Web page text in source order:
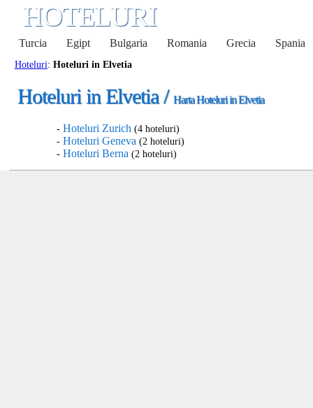
HOTELURI
Turcia Egipt Bulgaria Romania Grecia Spania
Hoteluri: Hoteluri in Elvetia
Hoteluri in Elvetia / Harta Hoteluri in Elvetia
- Hoteluri Zurich (4 hoteluri)
- Hoteluri Geneva (2 hoteluri)
- Hoteluri Berna (2 hoteluri)